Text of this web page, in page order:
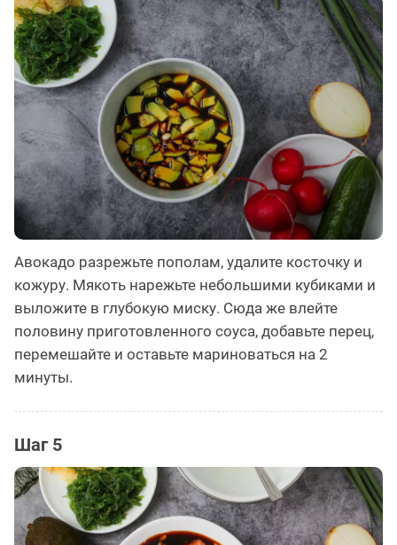
Авокадо разрежьте пополам, удалите косточку и
кожуру. Мякоть нарежьте небольшими кубиками и
выложите в глубокую миску. Сюда же влейте
половину приготовленного соуса, добавьте перец,
перемешайте и оставьте мариноваться на 2
минуты.
Шаг 5